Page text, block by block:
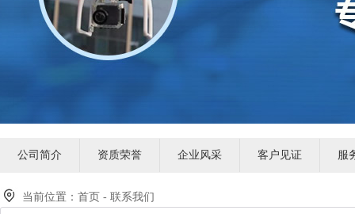
公司简介 资质荣誉 企业风采 客户见证 服
当前位置：首页 - 联系我们